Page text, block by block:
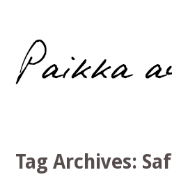
Paikka
Tag Archives: